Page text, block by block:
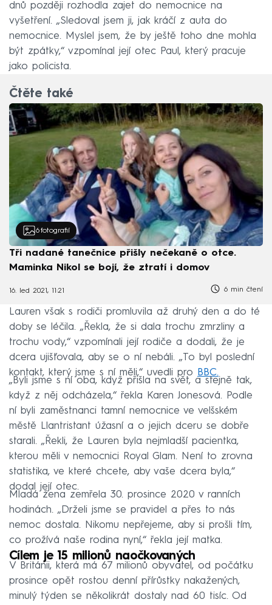
dnů později rozhodla zajet do nemocnice na
vyšetření. „Sledoval jsem ji, jak kráčí z auta do
nemocnice. Myslel jsem, že by ještě toho dne mohla
být zpátky,“ vzpomínal její otec Paul, který pracuje
jako policista.
Čtěte také
6 fotografií
Tři nadané tanečnice přišly nečekaně o otce.
Maminka Nikol se bojí, že ztratí i domov
16. led 2021, 11:21 6 min čtení
Lauren však s rodiči promluvila až druhý den a do té
doby se léčila. „Řekla, že si dala trochu zmrzliny a
trochu vody,“ vzpomínali její rodiče a dodali, že je
dcera ujišťovala, aby se o ní nebáli. „To byl poslední
kontakt, který jsme s ní měli,“ uvedli pro
BBC.
„Byli jsme s ní oba, když přišla na svět, a stejně tak,
když z něj odcházela,“ řekla Karen Jonesová. Podle
ní byli zaměstnanci tamní nemocnice ve velšském
městě Llantristant úžasní a o jejich dceru se dobře
starali. „Řekli, že Lauren byla nejmladší pacientka,
kterou měli v nemocnici Royal Glam. Není to zrovna
statistika, ve které chcete, aby vaše dcera byla,“
dodal její otec.
Mladá žena zemřela 30. prosince 2020 v ranních
hodinách. „Drželi jsme se pravidel a přes to nás
nemoc dostala. Nikomu nepřejeme, aby si prošli tím,
co prožívá naše rodina nyní,“ řekla její matka.
Cílem je 15 milionů naočkovaných
V Británii, která má 67 milionů obyvatel, od počátku
prosince opět rostou denní přírůstky nakažených,
minulý týden se několikrát dostaly nad 60 tisíc. Od